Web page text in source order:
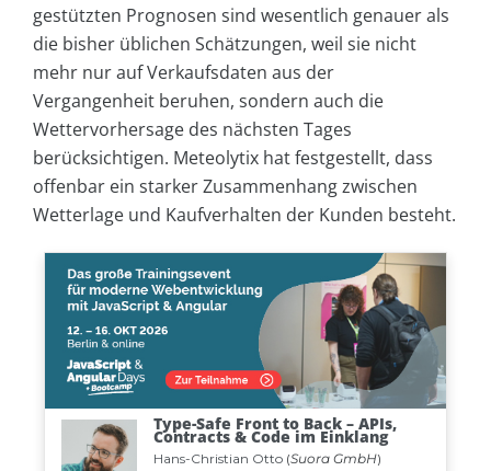
gestützten Prognosen sind wesentlich genauer als
die bisher üblichen Schätzungen, weil sie nicht
mehr nur auf Verkaufsdaten aus der
Vergangenheit beruhen, sondern auch die
Wettervorhersage des nächsten Tages
berücksichtigen. Meteolytix hat festgestellt, dass
offenbar ein starker Zusammenhang zwischen
Wetterlage und Kaufverhalten der Kunden besteht.